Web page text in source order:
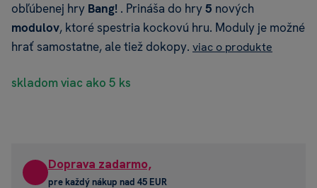
obľúbenej hry Bang! . Prináša do hry5 nových
modulov, ktoré spestria kockovú hru. Moduly je možné
hrať samostatne, ale tiež dokopy. viac o produkte
skladom viac ako 5 ks
Doprava zadarmo,
pre každý nákup nad 45 EUR